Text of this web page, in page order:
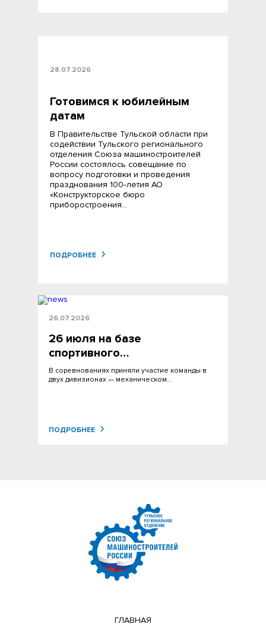
28.07.2026
Готовимся к юбилейным
датам
В Правительстве Тульской области при
содействии Тульского регионального
отделения Союза машиностроителей
России состоялось совещание по
вопросу подготовки и проведения
празднования 100‑летия АО
«Конструкторское бюро
приборостроения…
ПОДРОБНЕЕ
26.07.2026
26 июля на базе
спортивного…
В соревнованиях приняли участие команды в
двух дивизионах — механическом…
ПОДРОБНЕЕ
ГЛАВНАЯ